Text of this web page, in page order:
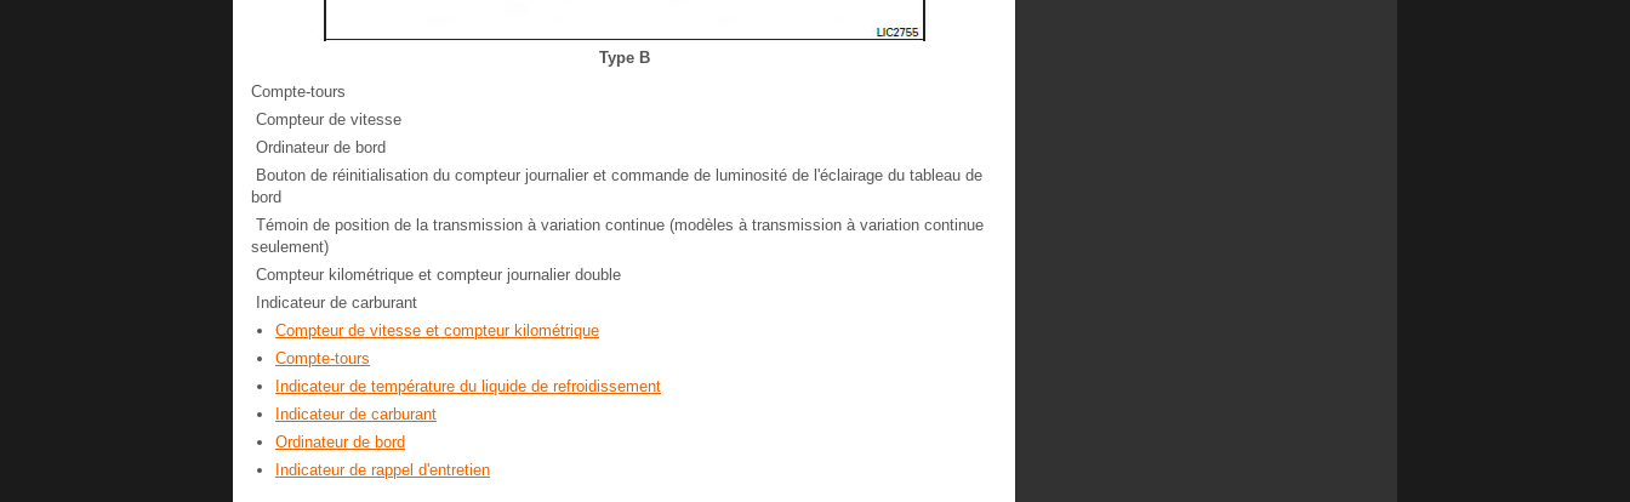
Type B
Compte-tours
Compteur de vitesse
Ordinateur de bord
Bouton de réinitialisation du compteur journalier et commande de luminosité de l'éclairage du tableau de
bord
Témoin de position de la transmission à variation continue (modèles à transmission à variation continue
seulement)
Compteur kilométrique et compteur journalier double
Indicateur de carburant
Compteur de vitesse et compteur kilométrique
Compte-tours
Indicateur de température du liquide de refroidissement
Indicateur de carburant
Ordinateur de bord
Indicateur de rappel d'entretien